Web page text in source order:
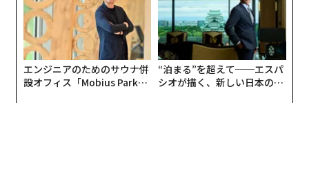
エンジニアのためのサウナ併
設オフィス「Mobius Park」
“泊まる”を超えて──エスパ
シオが描く、新しい日本のラ